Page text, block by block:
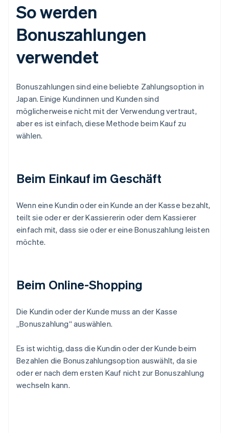
So werden
Bonuszahlungen
verwendet
Bonuszahlungen sind eine beliebte Zahlungsoption in
Japan. Einige Kundinnen und Kunden sind
möglicherweise nicht mit der Verwendung vertraut,
aber es ist einfach, diese Methode beim Kauf zu
wählen.
Beim Einkauf im Geschäft
Wenn eine Kundin oder ein Kunde an der Kasse bezahlt,
teilt sie oder er der Kassiererin oder dem Kassierer
einfach mit, dass sie oder er eine Bonuszahlung leisten
möchte.
Beim Online-Shopping
Die Kundin oder der Kunde muss an der Kasse
„Bonuszahlung“ auswählen.
Es ist wichtig, dass die Kundin oder der Kunde beim
Bezahlen die Bonuszahlungsoption auswählt, da sie
oder er nach dem ersten Kauf nicht zur Bonuszahlung
wechseln kann.